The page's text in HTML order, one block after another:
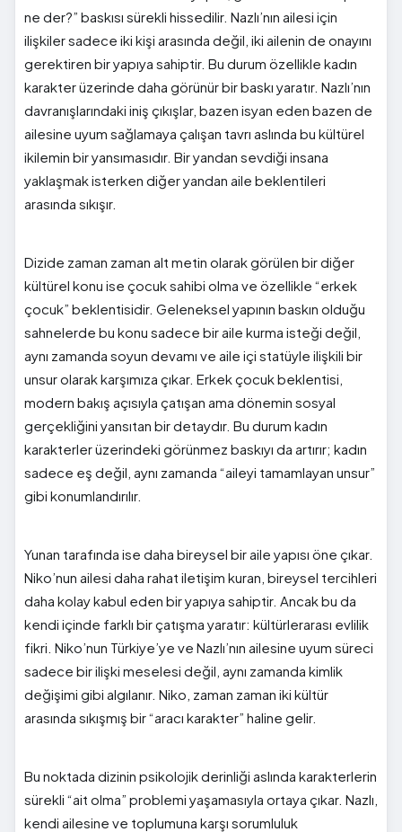
ne der?” baskısı sürekli hissedilir. Nazlı’nın ailesi için
ilişkiler sadece iki kişi arasında değil, iki ailenin de onayını
gerektiren bir yapıya sahiptir. Bu durum özellikle kadın
karakter üzerinde daha görünür bir baskı yaratır. Nazlı’nın
davranışlarındaki iniş çıkışlar, bazen isyan eden bazen de
ailesine uyum sağlamaya çalışan tavrı aslında bu kültürel
ikilemin bir yansımasıdır. Bir yandan sevdiği insana
yaklaşmak isterken diğer yandan aile beklentileri
arasında sıkışır.
Dizide zaman zaman alt metin olarak görülen bir diğer
kültürel konu ise çocuk sahibi olma ve özellikle “erkek
çocuk” beklentisidir. Geleneksel yapının baskın olduğu
sahnelerde bu konu sadece bir aile kurma isteği değil,
aynı zamanda soyun devamı ve aile içi statüyle ilişkili bir
unsur olarak karşımıza çıkar. Erkek çocuk beklentisi,
modern bakış açısıyla çatışan ama dönemin sosyal
gerçekliğini yansıtan bir detaydır. Bu durum kadın
karakterler üzerindeki görünmez baskıyı da artırır; kadın
sadece eş değil, aynı zamanda “aileyi tamamlayan unsur”
gibi konumlandırılır.
Yunan tarafında ise daha bireysel bir aile yapısı öne çıkar.
Niko’nun ailesi daha rahat iletişim kuran, bireysel tercihleri
daha kolay kabul eden bir yapıya sahiptir. Ancak bu da
kendi içinde farklı bir çatışma yaratır: kültürlerarası evlilik
fikri. Niko’nun Türkiye’ye ve Nazlı’nın ailesine uyum süreci
sadece bir ilişki meselesi değil, aynı zamanda kimlik
değişimi gibi algılanır. Niko, zaman zaman iki kültür
arasında sıkışmış bir “aracı karakter” haline gelir.
Bu noktada dizinin psikolojik derinliği aslında karakterlerin
sürekli “ait olma” problemi yaşamasıyla ortaya çıkar. Nazlı,
kendi ailesine ve toplumuna karşı sorumluluk